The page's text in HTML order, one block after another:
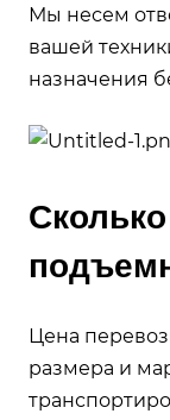
Мы несем
вашей
назначения
Цена
размера и